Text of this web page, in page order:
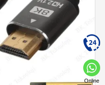
Online